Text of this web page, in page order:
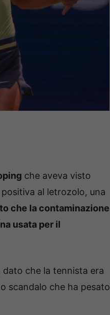
che aveva visto
al letrozolo, una
che la contaminazione
usata per il
che la tennista era
scandalo che ha pesato